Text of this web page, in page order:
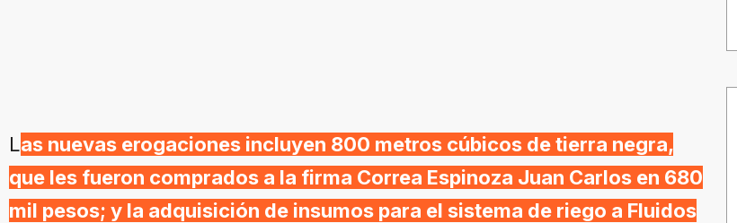
Las nuevas erogaciones incluyen 800 metros cúbicos de tierra negra,
que les fueron comprados a la firma Correa Espinoza Juan Carlos en 680
mil pesos; y la adquisición de insumos para el sistema de riego a Fluidos